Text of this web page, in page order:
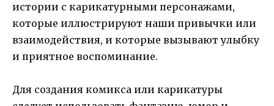
истории с карикатурными персонажами,
которые иллюстрируют наши привычки или
взаимодействия, и которые вызывают улыбку
и приятное воспоминание.
Для создания комикса или карикатуры